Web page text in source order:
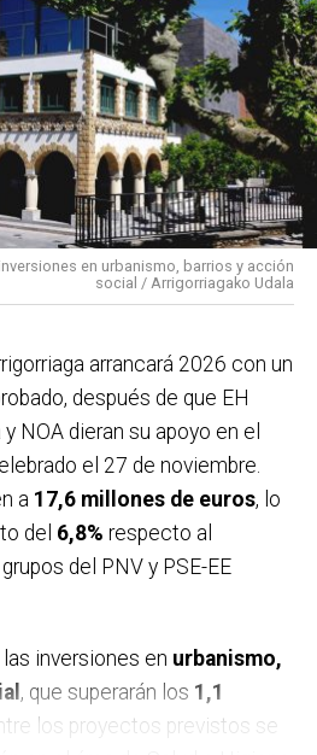
el objetivo de reforzar el
en urbanismo, barrios y acción
social / Arrigorriagako Udala
arrancará 2026 con un
después de que EH
y NOA dieran su apoyo en el
el 27 de noviembre.
a 17,6 millones de euros, lo
del 6,8% respecto al
del PNV y PSE-EE
inversiones en urbanismo,
, que superarán los 1,1
los proyectos previstos se